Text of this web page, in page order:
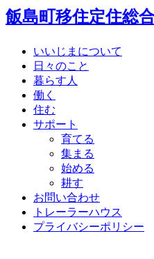
飯島町移住定住総
いいじまについて
日々のこと
暮らす人
働く
住む
サポート
育てる
集まる
始める
耕す
お問い合わせ
トレーラーハウス
プライバシーポリシー